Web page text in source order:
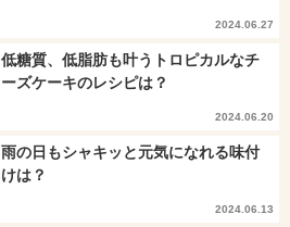
2024.06.27
低糖質、低脂肪も叶うトロピカルなチ
ーズケーキのレシピは？
2024.06.20
雨の日もシャキッと元気になれる味付
けは？
2024.06.13